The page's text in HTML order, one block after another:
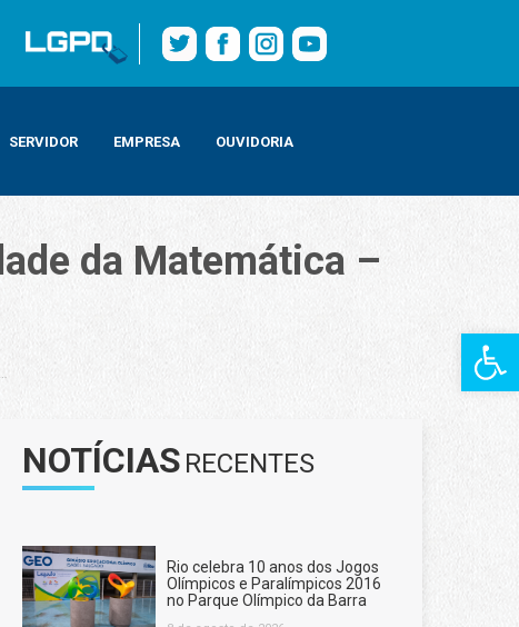
Barra de
SERVIDOR EMPRESA OUVIDORIA
da Matemática –
a Faculdade da Matemática – IMPA Tech, na Região Portuária
NOTÍCIAS RECENTES
Rio celebra 10 anos dos Jogos
Olímpicos e Paralímpicos 2016
no Parque Olímpico da Barra